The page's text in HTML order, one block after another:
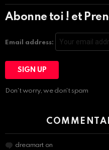
Abonne toi ! et
Email address:
Don't worry, we don't spam
dreamart on